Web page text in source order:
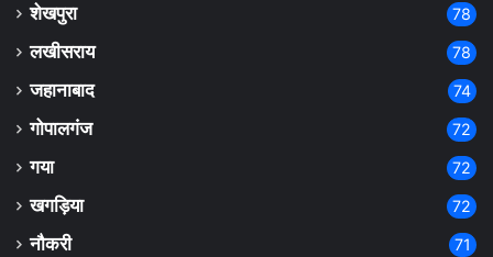
शेखपुरा 78
लखीसराय 78
जहानाबाद 74
गोपालगंज 72
गया 72
खगड़िया 72
नौकरी 71